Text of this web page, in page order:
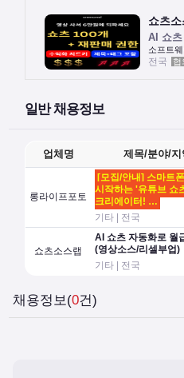
쇼츠소
AI 쇼
소프트
전국
협
일반 채용정보
업체명 제목/분야/지
롱라이프포토
[모집/안내] 스마트
시작하는 '유튜브 쇼
크리에이터! …
기타 | 전국
쇼츠소스랩
AI 쇼츠 자동화로 월
(영상소스/리셀부업)
기타 | 전국
채용정보(0건)